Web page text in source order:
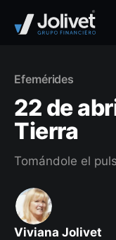
Efemérides
22 de
Tierra
Tomándole el
Viviana Jolivet